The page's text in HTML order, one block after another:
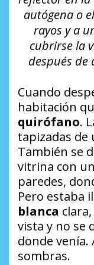
autógena o
rayos y a
cubrirse la
después de
Cuando
habitación
quirófano.
tapizadas de
También se
vitrina con
paredes,
Pero estaba
blanca
vista y no se
donde
sombras.